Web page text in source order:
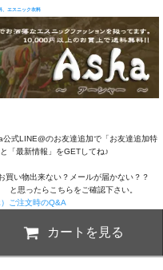
、エスニック衣料
公式LINE@のお友達追加で「お友達追加特
「最新情報」をGETしてね♪
買い物出来ない？メールが届かない？？
と思ったらこちらをご確認下さい。
ご注文時のQ&A
カートを見る